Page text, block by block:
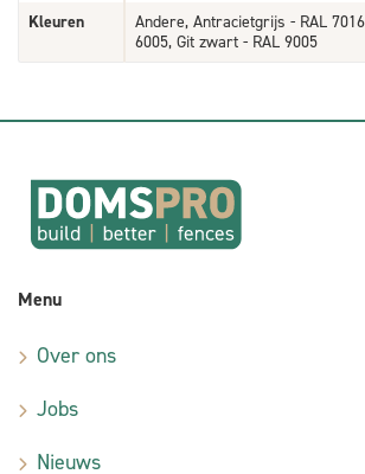
Kleuren
Andere, Antracietgrijs - RAL
6005, Git zwart - RAL 9005
Menu
Over ons
Jobs
Nieuws